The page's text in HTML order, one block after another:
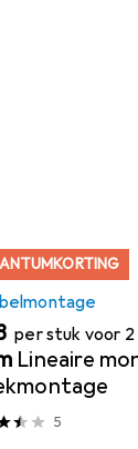
per stuk voor
Lineaire
5